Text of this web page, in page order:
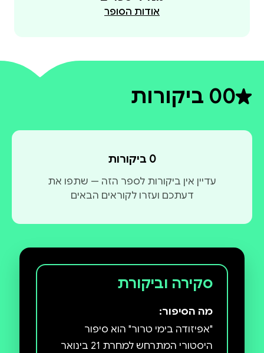
אודות הסופר
0דירוג ממוצע 0 מתוך 5
0 ביקורות
0 ביקורות
עדיין אין ביקורות לספר הזה — שתפו את
דעתכם ועזרו לקוראים הבאים
סקירה וביקורת
מה הסיפור:
"אפיזודה בימי טרור" הוא סיפור
היסטורי המתרחש למחרת 21 בינואר